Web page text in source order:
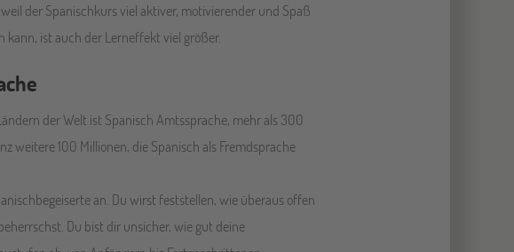
der Spanischkurs viel aktiver, motivierender und Spaß
ist auch der Lerneffekt viel größer.
der Welt ist Spanisch Amtssprache, mehr als 300
weitere 100 Millionen, die Spanisch als Fremdsprache
an. Du wirst feststellen, wie überaus offen
Du bist dir unsicher, wie gut deine